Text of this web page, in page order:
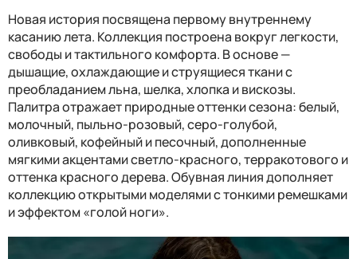
Новая история посвящена первому внутреннему
касанию лета. Коллекция построена вокруг легкости,
свободы и тактильного комфорта. В основе —
дышащие, охлаждающие и струящиеся ткани с
преобладанием льна, шелка, хлопка и вискозы.
Палитра отражает природные оттенки сезона: белый,
молочный, пыльно-розовый, серо-голубой,
оливковый, кофейный и песочный, дополненные
мягкими акцентами светло-красного, терракотового и
оттенка красного дерева. Обувная линия дополняет
коллекцию открытыми моделями с тонкими ремешками
и эффектом «голой ноги».